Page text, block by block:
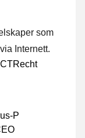
som
Internett.